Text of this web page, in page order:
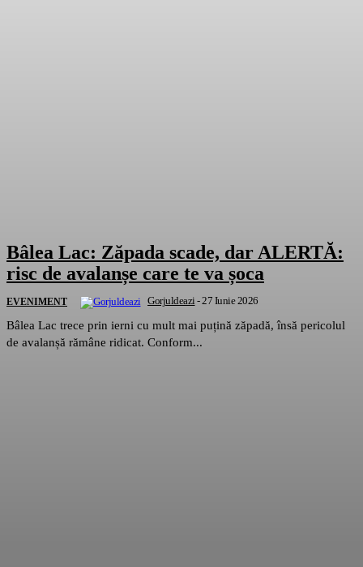
Bâlea Lac: Zăpada scade, dar ALERTĂ:
risc de avalanșe care te va șoca
EVENIMENT Gorjuldeazi -27 Iunie 2026
Bâlea Lac trece prin ierni cu mult mai puțină zăpadă, însă pericolul
de avalanșă rămâne ridicat. Conform...